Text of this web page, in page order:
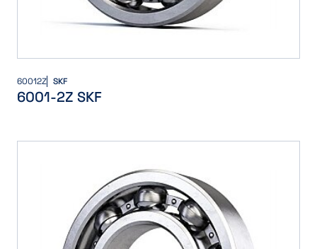
60012Z SKF
6001-2Z SKF